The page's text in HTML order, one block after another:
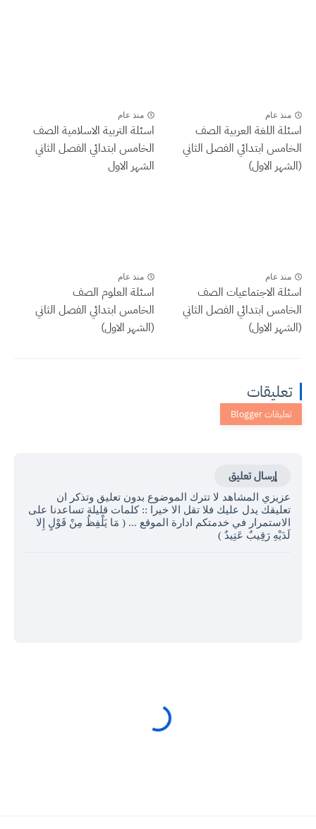
منذ عام
اسئلة اللغة العربية الصف
الخامس ابتدائي الفصل الثاني
(الشهر الاول)
منذ عام
اسئلة التربية الاسلامية الصف
الخامس ابتدائي الفصل الثاني
الشهر الاول
منذ عام
اسئلة الاجتماعيات الصف
الخامس ابتدائي الفصل الثاني
(الشهر الاول)
منذ عام
اسئلة العلوم الصف
الخامس ابتدائي الفصل الثاني
(الشهر الاول)
تعليقات
إرسال تعليق
عزيزي المشاهد لا تترك الموضوع بدون تعليق وتذكر ان
تعليقك يدل عليك فلا تقل الا خيرا :: كلمات قليلة تساعدنا على
الاستمرار في خدمتكم ادارة الموقع ... ( مَا يَلْفِظُ مِنْ قَوْلٍ إِلا
لَدَيْهِ رَقِيبٌ عَتِيدٌ )